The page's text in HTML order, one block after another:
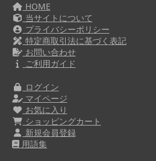
HOME
当サイトについて
プライバシーポリシー
特定商取引法に基づく表記
お問い合わせ
ご利用ガイド
ログイン
マイページ
お気に入り
ショッピングカート
新規会員登録
用語集